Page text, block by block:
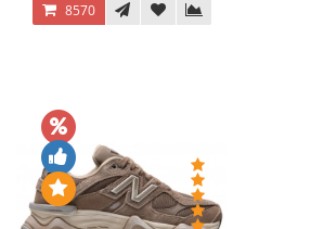
8570